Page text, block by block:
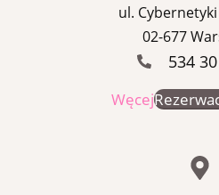
ul.
02-677
534
Węcej